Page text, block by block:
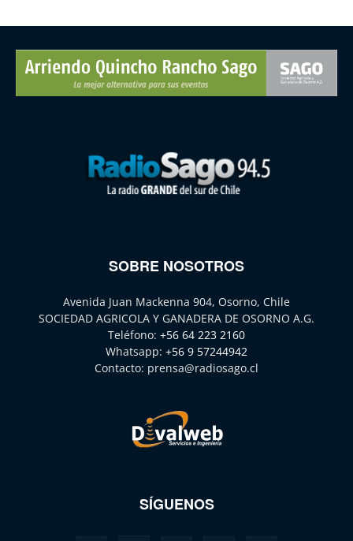
SOBRE NOSOTROS
Avenida Juan Mackenna 904, Osorno, Chile
SOCIEDAD AGRICOLA Y GANADERA DE OSORNO A.G.
Teléfono: +56 64 223 2160
Whatsapp: +56 9 57244942
Contacto: prensa@radiosago.cl
SÍGUENOS